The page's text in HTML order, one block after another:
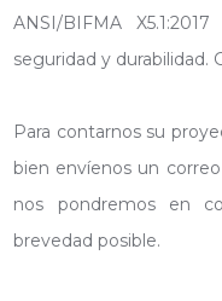
ANSI/BIFMA
seguridad y durabilidad.
Para contarnos su
bien envíenos un
nos pondremos en
brevedad posible.